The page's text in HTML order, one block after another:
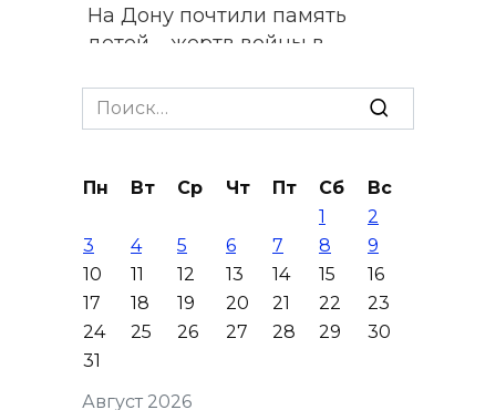
На Дону почтили память
детей – жертв войны в
09 августа 2026 16:55
войны в Донбассе: донские
присоединились к минуте
молчания
09 августа 2026 16:13
Search
for:
Август 2026
Пн Вт Ср Чт Пт Сб
Вс
1
2
3
4 5 6 7 8
9
10
11 12 13 14 15
16
17
18 19 20 21 22
23
24
25 26 27 28 29
30
31